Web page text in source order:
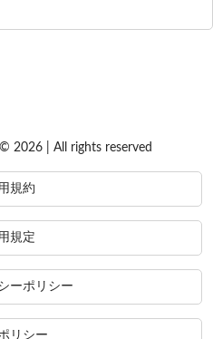
2026 | All rights reserved
規約
規定
ーポリシー
リシー